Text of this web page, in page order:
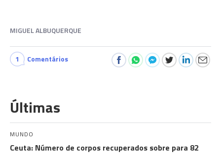
MIGUEL ALBUQUERQUE
1 Comentários
Últimas
MUNDO
Ceuta: Número de corpos recuperados sobre para 82